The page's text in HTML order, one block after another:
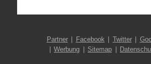
Partner Facebook Twitter
Werbung
Sitemap